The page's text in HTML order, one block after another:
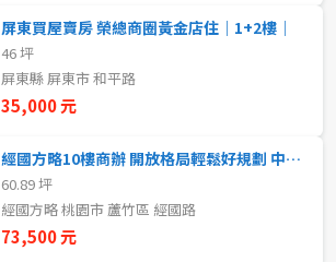
~
屏東買屋賣房 榮總商圈黃金店住｜1+2樓｜
46 坪
屏東縣 屏東市 和平路
35,000 元
經國方略10樓商辦 開放格局輕鬆好規劃 中路房屋買賣
60.89 坪
經國方略 桃園市 蘆竹區 經國路
73,500 元